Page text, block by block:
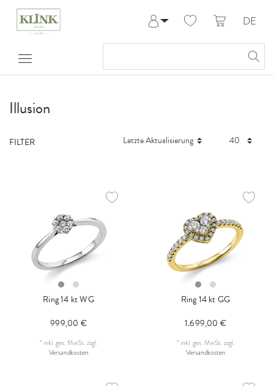
Meine Bestellungen
DE
Illusion
FILTER
Ring 14 kt WG
999,00 €
* inkl. ges. MwSt.zzgl.
Versandkosten
Ring 14 kt GG
1.699,00 €
* inkl. ges. MwSt.zzgl.
Versandkosten